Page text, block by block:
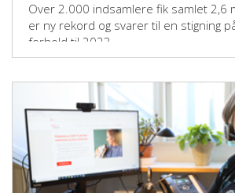
Over 2.000 indsamlere fik samlet 2,6
er ny rekord og svarer til en stigning
forhold til 2023.